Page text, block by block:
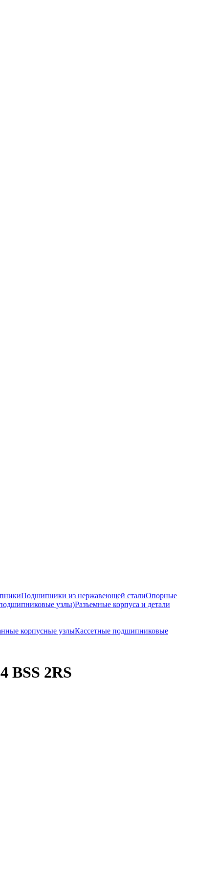
Подшипники из нержавеющей сталиОпорные
узлы)Разъемные корпуса и детали
корпусные узлыКассетные подшипниковые
BSS 2RS